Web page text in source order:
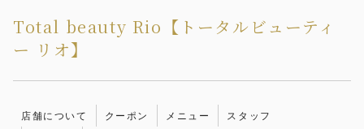
Total beauty Rio【トータルビューティ
ー リオ】
店舗について クーポン メニュー
スタッフ